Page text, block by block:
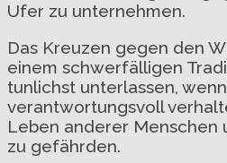
Ufer zu unternehmen.
Das Kreuzen gegen den
einem schwerfälligen
tunlichst unterlassen,
verantwortungsvoll
Leben anderer Menschen
zu gefährden.